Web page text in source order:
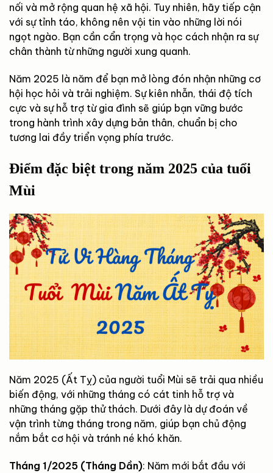
nối và mở rộng quan hệ xã hội. Tuy nhiên, hãy tiếp cận
với sự tỉnh táo, không nên vội tin vào những lời nói
ngọt ngào. Bạn cần cẩn trọng và học cách nhận ra sự
chân thành từ những người xung quanh.
Năm 2025 là năm để bạn mở lòng đón nhận những cơ
hội học hỏi và trải nghiệm. Sự kiên nhẫn, thái độ tích
cực và sự hỗ trợ từ gia đình sẽ giúp bạn vững bước
trong hành trình xây dựng bản thân, chuẩn bị cho
tương lai đầy triển vọng phía trước.
Điểm đặc biệt trong năm 2025 của tuổi
Mùi
Năm 2025 (Ất Tỵ) của người tuổi Mùi sẽ trải qua nhiều
biến động, với những tháng có cát tinh hỗ trợ và
những tháng gặp thử thách. Dưới đây là dự đoán về
vận trình từng tháng trong năm, giúp bạn chủ động
nắm bắt cơ hội và tránh né khó khăn.
Tháng 1/2025 (Tháng Dần): Năm mới bắt đầu với